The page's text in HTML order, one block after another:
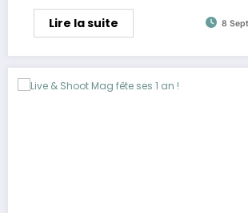
Lire la suite 8